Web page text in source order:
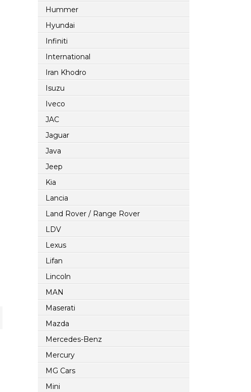
Hummer
Hyundai
Infiniti
International
Iran Khodro
Isuzu
Iveco
JAC
Jaguar
Java
Jeep
Kia
Lancia
Land Rover / Range Rover
LDV
Lexus
Lifan
Lincoln
MAN
Maserati
Mazda
Mercedes-Benz
Mercury
MG Cars
Mini